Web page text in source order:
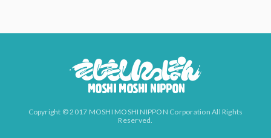
Copyright © 2017 MOSHI MOSHI NIPPON Corporation All Rights
Reserved.